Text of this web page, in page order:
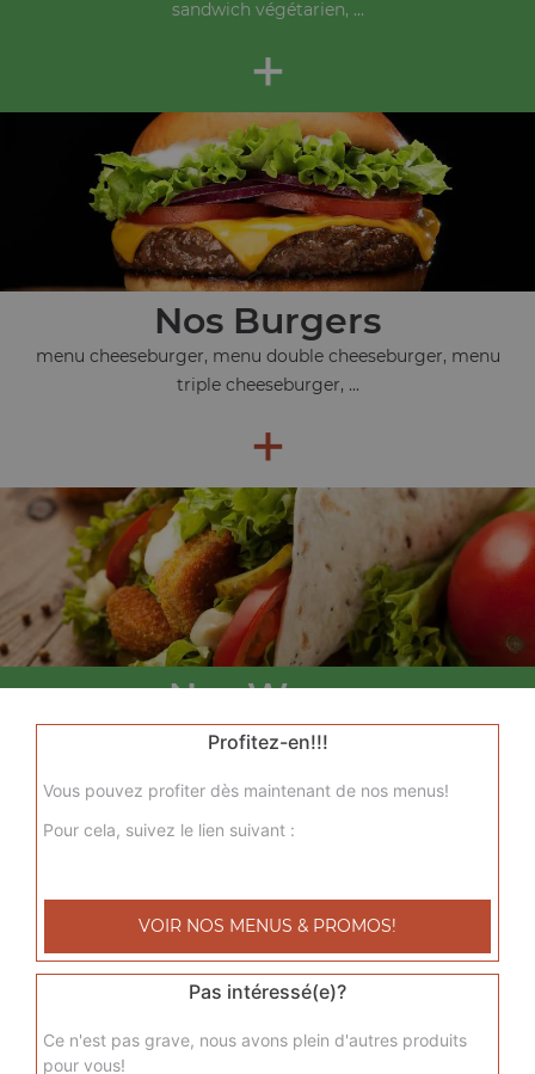
sandwich végétarien, ...
+
Nos Burgers
menu cheeseburger, menu double cheeseburger, menu
triple cheeseburger, ...
+
Nos Wraps
menu wrap tenders, menu wrap tenders steak
+
Nos Tacos
Profitez-en!!!
Vous pouvez profiter dès maintenant de nos menus!
Pour cela, suivez le lien suivant :
VOIR NOS MENUS & PROMOS!
Pas intéressé(e)?
Ce n'est pas grave, nous avons plein d'autres produits
pour vous!